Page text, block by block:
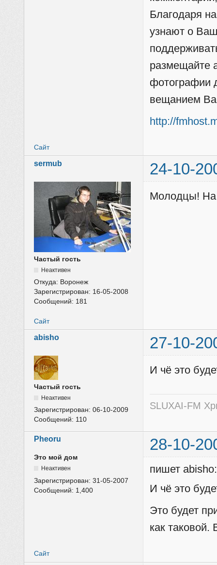
Благодаря
узнают о
размещайте
фотографии
вещанием
http://
Сайт
sermub 24-10-
Частый гость
Неактивен
Откуда: Воронеж
Зарегистрирован: 16-05-2008
Сообщений: 181
Молодцы! На
Сайт
abisho 27-10-
Частый гость
Неактивен
Зарегистрирован:06-10-2009
Сообщений: 110
И чё это
SLUXAI-FM
Pheoru 28-10-
Это мой дом
Неактивен
Зарегистрирован:31-05-2007
Сообщений: 1,400
пишет abisho:
И чё это
Это будет
как
Сайт